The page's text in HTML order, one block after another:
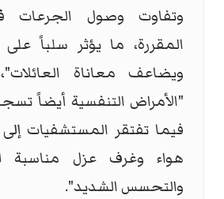
وتفاوت وصول الجرعات
المقررة، ما يؤثر سلباً على
ويضاعف معاناة
"الأمراض التنفسية أيضاً
فيما تفتقر المستشفيات
هواء وغرف عزل مناسبة
والتحسس الشديد".